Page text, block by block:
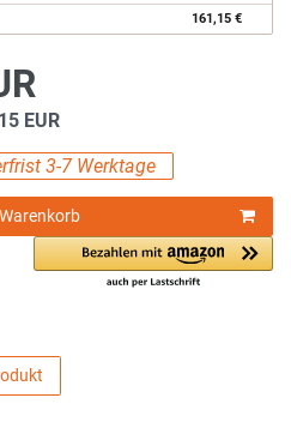
161,15 €
EUR
3-7 Werktage